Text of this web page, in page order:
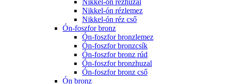
Nikkel-ón rézhuzal
Nikkel-ón rézlemez
Nikkel-ón réz cső
Ón-foszfor bronz
Ón-foszfor bronzlemez
Ón-foszfor bronzcsík
Ón-foszfor bronz rúd
Ón-foszfor bronzhuzal
Ón-foszfor bronz cső
Ón bronz